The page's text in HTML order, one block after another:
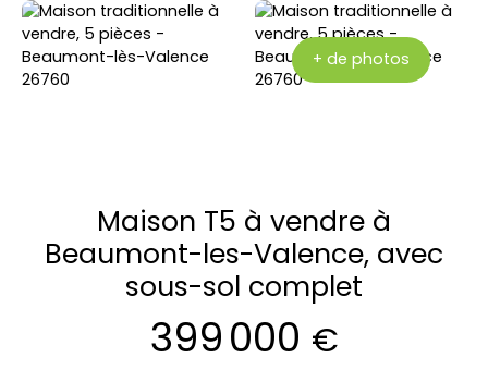
+ de photos
Maison T5 à vendre à
Beaumont-les-Valence, avec
sous-sol complet
399 000 €